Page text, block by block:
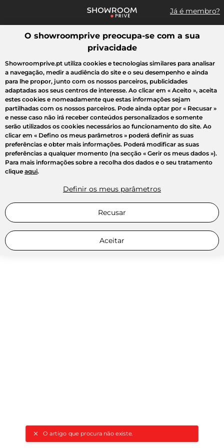
Já é membro?
Pesquisar uma marca, um artigo, uma venda...
O artigo que procura não existe.
Todas as vendas Moda Desporto Casa Criança Beleza
O showroomprive preocupa-se com a sua
privacidade
Showroomprive.pt utiliza cookies e tecnologias similares para analisar
a navegação, medir a audiência do site e o seu desempenho e ainda
para lhe propor, junto com os nossos parceiros, publicidades
adaptadas aos seus centros de interesse. Ao clicar em « Aceito », aceita
estes cookies e nomeadamente que estas informações sejam
partilhadas com os nossos parceiros. Pode ainda optar por « Recusar »
e nesse caso não irá receber conteúdos personalizados e somente
serão utilizados os cookies necessários ao funcionamento do site. Ao
clicar em « Defino os meus parâmetros » poderá definir as suas
preferências e obter mais informações. Poderá modificar as suas
preferências a qualquer momento (na secção « Gerir os meus dados »).
Para mais informações sobre a recolha dos dados e o seu tratamento
clique aqui.
Definir os meus parâmetros
Recusar
Aceitar